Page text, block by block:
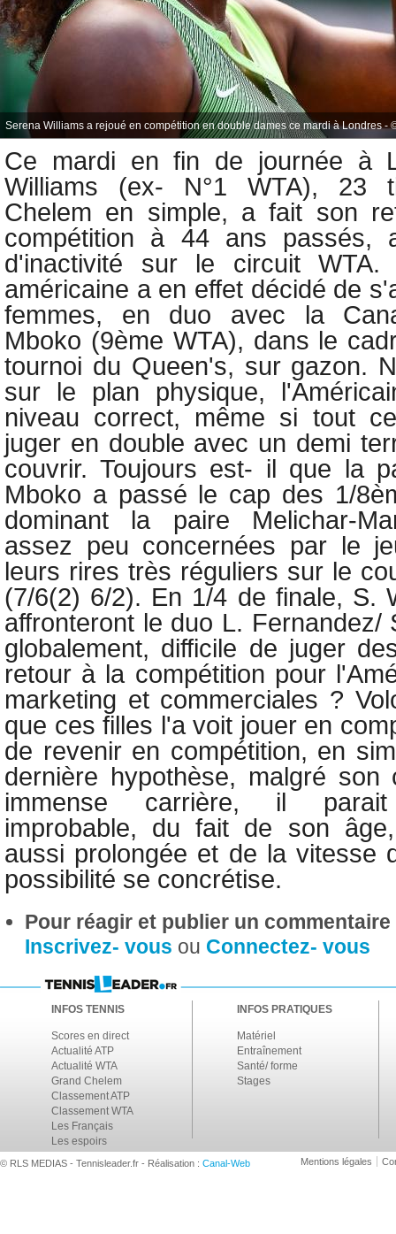
Serena Williams a rejoué en compétition en double dames ce mardi à Londres -
Ce mardi en fin de journée à
Williams (ex- N°1 WTA), 23
Chelem en simple, a fait son
compétition à 44 ans passés,
d'inactivité sur le circuit WTA.
américaine a en effet décidé de
femmes, en duo avec la
Mboko (9ème WTA), dans le
tournoi du Queen's, sur gazon.
sur le plan physique,
niveau correct, même si tout
juger en double avec un demi
couvrir. Toujours est- il que la
Mboko a passé le cap des 1/
dominant la paire Melichar-
assez peu concernées par le
leurs rires très réguliers sur le
(7/6(2) 6/2). En 1/4 de finale, S.
affronteront le duo L. Fernandez/
globalement, difficile de juger
retour à la compétition pour
marketing et commerciales ?
que ces filles l'a voit jouer en
de revenir en compétition, en
dernière hypothèse, malgré son
immense carrière, il parait
improbable, du fait de son
aussi prolongée et de la vitesse
possibilité se concrétise.
Pour réagir et publier un
Inscrivez- vous ou Connectez- vous
INFOS TENNIS
Scores en direct
Actualité ATP
Actualité WTA
Grand Chelem
Classement ATP
Classement WTA
Les Français
Les espoirs
INFOS PRATIQUES
Matériel
Entraînement
Santé/ forme
Stages
© RLS MEDIAS - Tennisleader.fr - Réalisation : Canal-Web Mentions légales